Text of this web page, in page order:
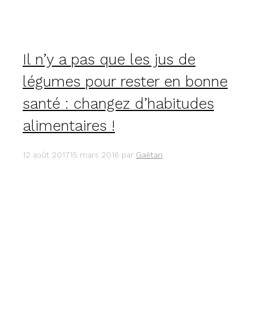
CRUS
TÉMOIGNAGE.
Il n’y a pas que les jus de
légumes pour rester en bonne
santé : changez d’habitudes
alimentaires !
12 août 201715 mars 2016 par Gaëtan